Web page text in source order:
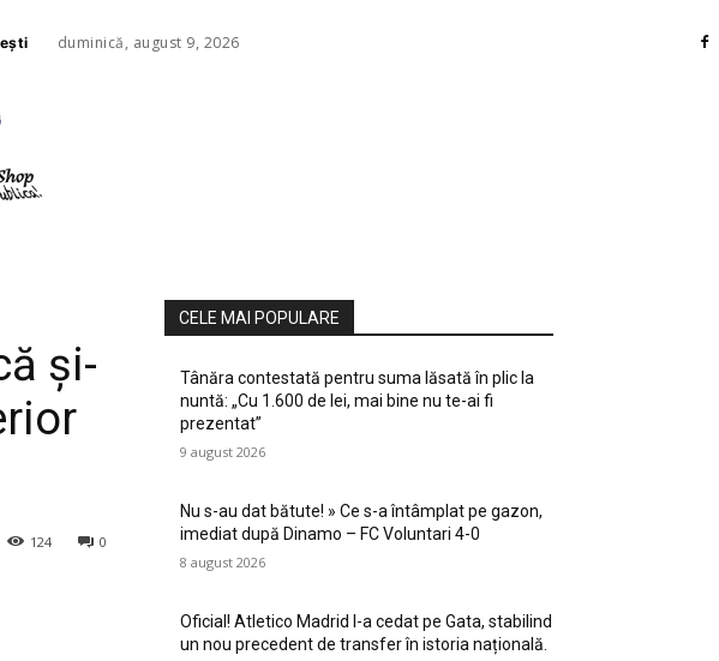
duminică, august 9, 2026
și-
0
124
CELE MAI POPULARE
Tânăra contestată pentru suma lăsată în plic la
nuntă: „Cu 1.600 de lei, mai bine nu te-ai fi
prezentat”
9 august 2026
Nu s-au dat bătute! » Ce s-a întâmplat pe gazon,
imediat după Dinamo – FC Voluntari 4-0
8 august 2026
Oficial! Atletico Madrid l-a cedat pe Gata, stabilind
un nou precedent de transfer în istoria națională.